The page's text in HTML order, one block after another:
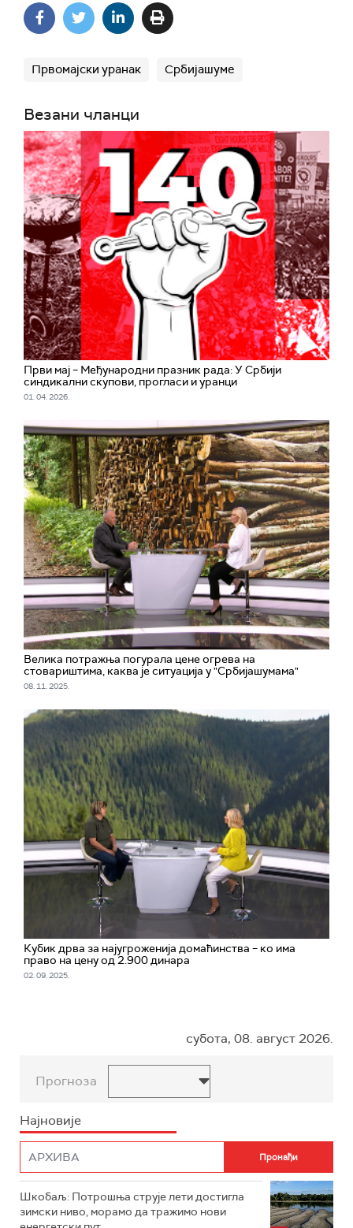
Првомајски уранак Србијашуме
Везани чланци
Први мај – Међународни празник рада: У Србији
синдикални скупови, прогласи и уранци
01. 04. 2026.
Велика потражња погурала цене огрева на
стовариштима, каква је ситуација у "Србијашумама"
08. 11. 2025.
Кубик дрва за најугроженија домаћинства – ко има
право на цену од 2.900 динара
02. 09. 2025.
субота, 08. август 2026.
Прогноза
Најновије
Шкобаљ: Потрошња струје лети достигла
зимски ниво, морамо да тражимо нови